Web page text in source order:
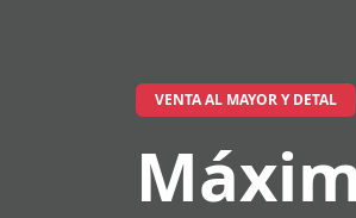
VENTA AL MAYOR Y DETAL